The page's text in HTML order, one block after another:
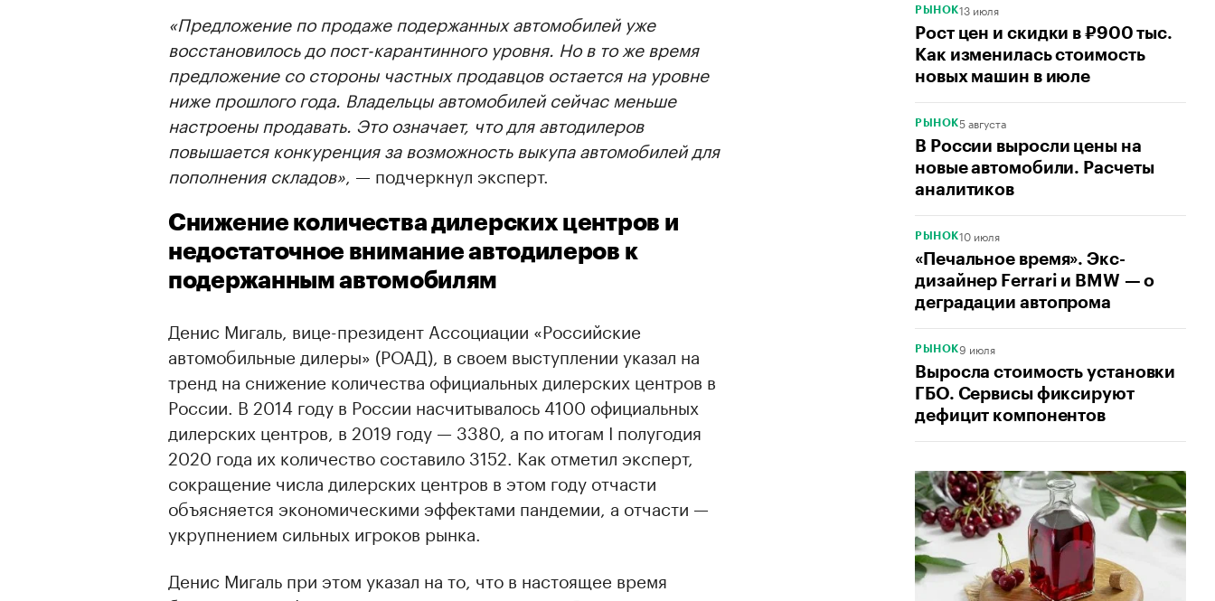
РЫНОК13 июля
Рост цен и скидки в ₽900 тыс.
Как изменилась стоимость
новых машин в июле
РЫНОК5 августа
В России выросли цены на
новые автомобили. Расчеты
аналитиков
РЫНОК10 июля
«Печальное время». Экс-
дизайнер Ferrari и BMW — о
деградации автопрома
РЫНОК9 июля
Выросла стоимость установки
ГБО. Сервисы фиксируют
дефицит компонентов
«Предложение по продаже подержанных автомобилей уже
восстановилось до пост-карантинного уровня. Но в то же время
предложение со стороны частных продавцов остается на уровне
ниже прошлого года. Владельцы автомобилей сейчас меньше
настроены продавать. Это означает, что для автодилеров
повышается конкуренция за возможность выкупа автомобилей для
пополнения складов», — подчеркнул эксперт.
Снижение количества дилерских центров и
недостаточное внимание автодилеров к
подержанным автомобилям
Денис Мигаль, вице-президент Ассоциации «Российские
автомобильные дилеры» (РОАД), в своем выступлении указал на
тренд на снижение количества официальных дилерских центров в
России. В 2014 году в России насчитывалось 4100 официальных
дилерских центров, в 2019 году — 3380, а по итогам I полугодия
2020 года их количество составило 3152. Как отметил эксперт,
сокращение числа дилерских центров в этом году отчасти
объясняется экономическими эффектами пандемии, а отчасти —
укрупнением сильных игроков рынка.
Денис Мигаль при этом указал на то, что в настоящее время